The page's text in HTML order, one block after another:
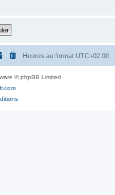
Heures au format UTC+02:00
© phpBB Limited